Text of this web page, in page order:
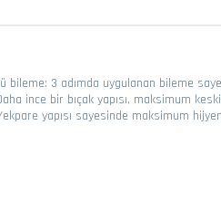
3 adımda uygulanan bileme
ince bir bıçak yapısı, maksimum
yapısı sayesinde maksimum